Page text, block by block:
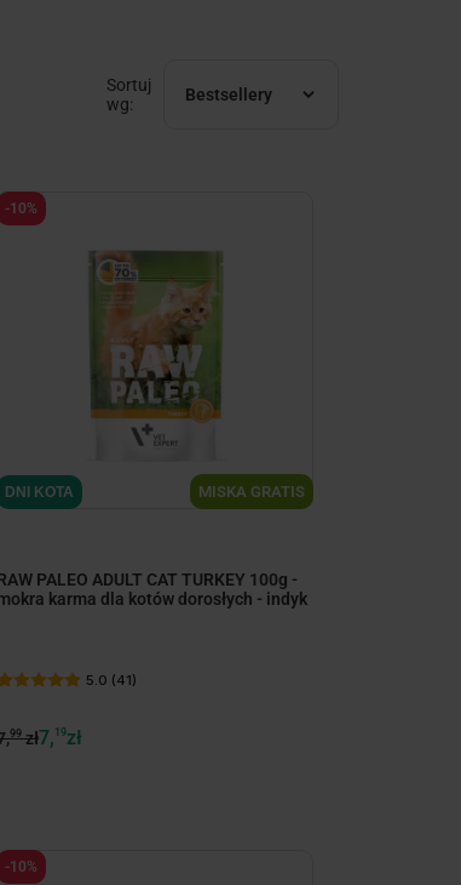
Sortuj
wg:
Bestsellery
MISKA GRATIS
DNI KOTA
PALEO ADULT CAT TURKEY 100g -
karma dla kotów dorosłych - indyk
5.0 (41)
99zł7, 19zł
-10%
-10%